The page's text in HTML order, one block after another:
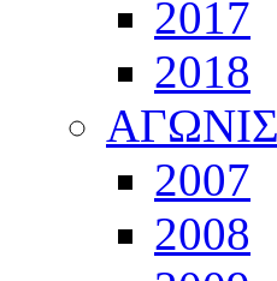
2017
2018
2007
2008